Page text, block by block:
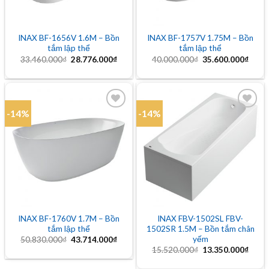
INAX BF-1656V 1.6M – Bồn
tắm lập thể
33.460.000₫ Giá
33.460.000₫.
28.776.000₫Giá
là:
28.776.000₫.
INAX BF-1757V 1.75M – Bồn
tắm lập thể
40.000.000₫ Giá
40.000.000₫.
35.600.000₫Giá
là:
-14%
Add to
wishlist
INAX BF-1760V 1.7M – Bồn
tắm lập thể
50.830.000₫ Giá
50.830.000₫.
43.714.000₫Giá
là:
-14%
wishlist
INAX FBV-1502SL FBV-
1502SR 1.5M – Bồn tắm chân
yếm
15.520.000₫ Giá
13.350.000₫Giá